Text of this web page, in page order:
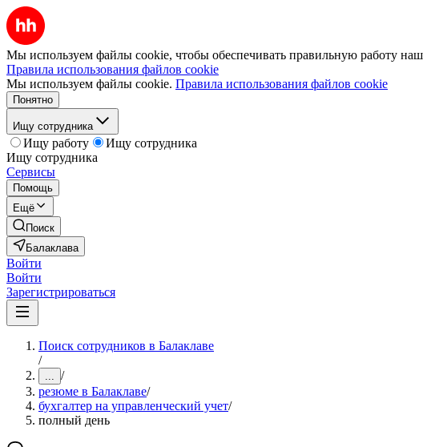
Мы используем файлы cookie, чтобы обеспечивать правильную работу
Правила использования файлов cookie
Мы используем файлы cookie. Правила использования файлов cookie
Понятно
Ищу сотрудника
Ищу работу
Ищу сотрудника
Ищу сотрудника
Сервисы
Помощь
Ещё
Поиск
Балаклава
Войти
Войти
Зарегистрироваться
Поиск сотрудников в Балаклаве
/
... /
резюме в Балаклаве/
бухгалтер на управленческий учет/
полный день